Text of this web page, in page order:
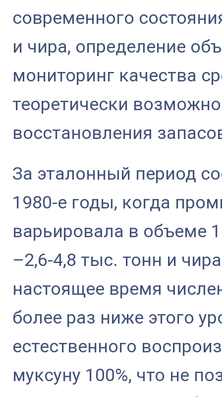
современного
и чира, определение
мониторинг качества
теоретически
восстановления
За эталонный период
1980-е годы, когда
варьировала в объеме
–2,6-4,8 тыс. тонн и
настоящее время
более раз ниже этого
естественного
муксуну 100%, что не